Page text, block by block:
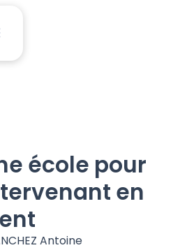
école pour
en
Antoine